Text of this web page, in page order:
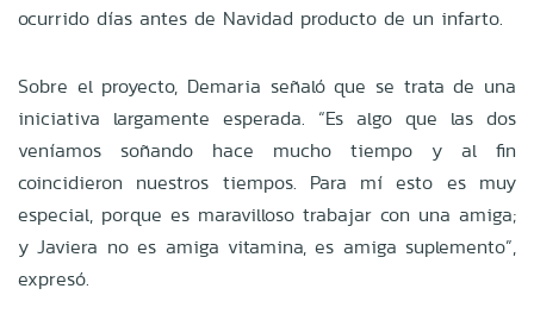
ocurrido días antes de Navidad producto de un infarto.
Sobre el proyecto, Demaria señaló que se trata de una
iniciativa largamente esperada. “Es algo que las dos
veníamos soñando hace mucho tiempo y al fin
coincidieron nuestros tiempos. Para mí esto es muy
especial, porque es maravilloso trabajar con una amiga;
y Javiera no es amiga vitamina, es amiga suplemento”,
expresó.